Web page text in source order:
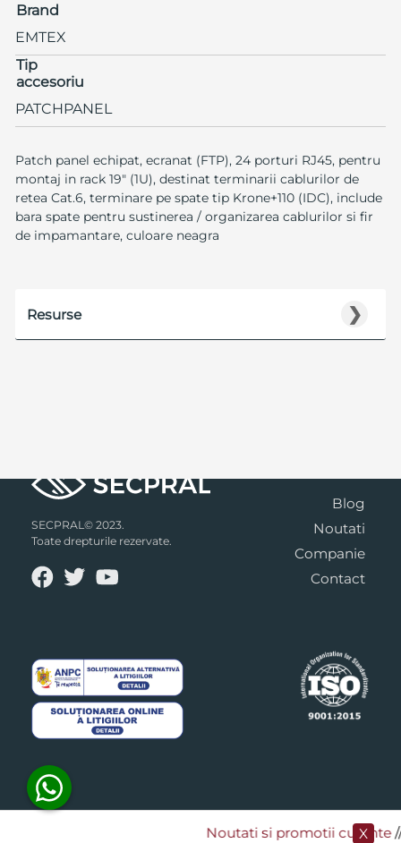
Noutati si promotii curente​///
X
Brand
EMTEX
Tip
accesoriu
PATCHPANEL
Patch panel echipat, ecranat (FTP), 24 porturi RJ45, pentru
montaj in rack 19" (1U), destinat terminarii cablurilor de
retea Cat.6, terminare pe spate tip Krone+110 (IDC), include
bara spate pentru sustinerea / organizarea cablurilor si fir
de impamantare, culoare neagra
❯
Resurse
SECPRAL© 2023.
Toate drepturile rezervate.
Blog
Noutati
Companie
Contact